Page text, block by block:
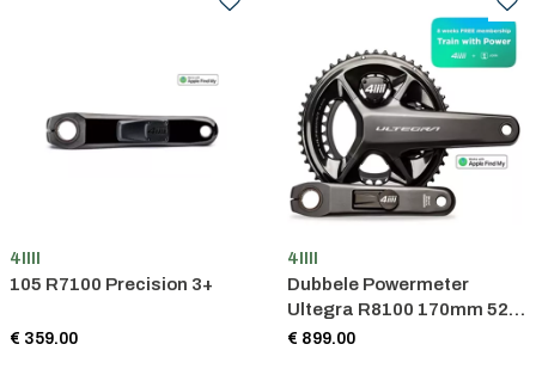
4IIII
105 R7100 Precision 3+
€ 359.00
4IIII
Dubbele Powermeter
Ultegra R8100 170mm 52-
36T P3+ PRO
€ 899.00